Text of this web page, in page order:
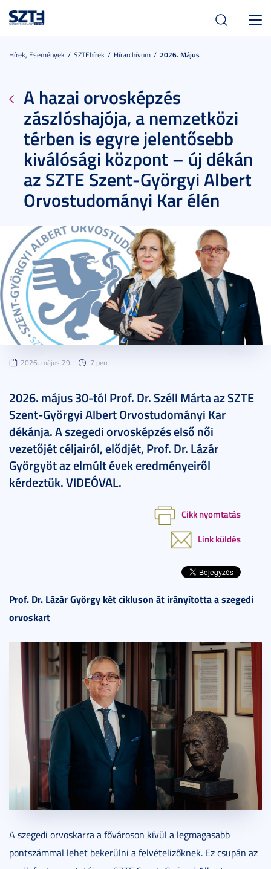
Hírek, Események SZTEhírek Hírarchívum 2026. Május
A hazai orvosképzés
zászlóshajója, a nemzetközi
térben is egyre jelentősebb
kiválósági központ – új dékán
az SZTE Szent-Györgyi Albert
Orvostudományi Kar élén
2026. május 29. 7 perc
2026. május 30-tól Prof. Dr. Széll Márta az SZTE
Szent-Györgyi Albert Orvostudományi Kar
dékánja. A szegedi orvosképzés első női
vezetőjét céljairól, elődjét, Prof. Dr. Lázár
Györgyöt az elmúlt évek eredményeiről
kérdeztük. VIDEÓVAL.
Cikk nyomtatás
Link küldés
Prof. Dr. Lázár György két cikluson át irányította a szegedi
orvoskart
A szegedi orvoskarra a fővároson kívül a legmagasabb
pontszámmal lehet bekerülni a felvételizőknek. Ez csupán az